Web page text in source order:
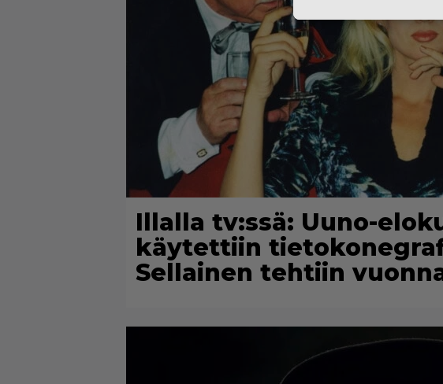
Illalla tv:ssä: Uuno-
käytettiin
Sellainen tehtiin